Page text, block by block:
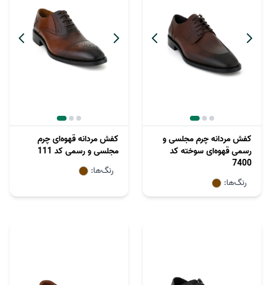
کفش مردانه چرم مجلسی و
رسمی قهوه‌ای سوخته کد
7400
رنگ‌ها:
کفش مردانه قهوه‌ای چرم
مجلسی و رسمی کد 111
رنگ‌ها: